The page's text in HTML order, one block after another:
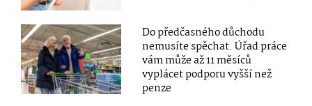
Do předčasného důchodu
nemusíte spěchat. Úřad práce
vám může až 11 měsíců
vyplácet podporu vyšší než
penze